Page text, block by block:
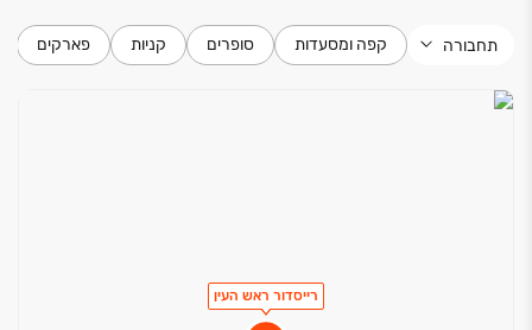
תחבורה קפה ומסעדות סופרים קניות פארקים
רייסדור ראש העין